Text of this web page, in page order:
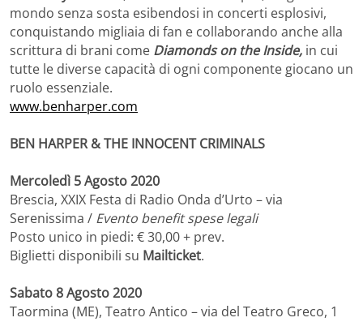
mondo senza sosta esibendosi in concerti esplosivi,
conquistando migliaia di fan e collaborando anche alla
scrittura di brani come Diamonds on the Inside, in cui
tutte le diverse capacità di ogni componente giocano un
ruolo essenziale.
www.benharper.com
BEN HARPER & THE INNOCENT CRIMINALS
Mercoledì 5 Agosto 2020
Brescia, XXIX Festa di Radio Onda d’Urto – via
Serenissima / Evento benefit spese legali
Posto unico in piedi: € 30,00 + prev.
Biglietti disponibili su Mailticket.
Sabato 8 Agosto 2020
Taormina (ME), Teatro Antico – via del Teatro Greco, 1